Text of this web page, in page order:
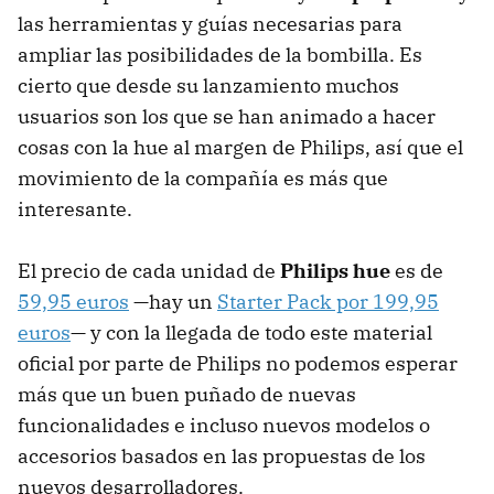
las herramientas y guías necesarias para
ampliar las posibilidades de la bombilla. Es
cierto que desde su lanzamiento muchos
usuarios son los que se han animado a hacer
cosas con la hue al margen de Philips, así que el
movimiento de la compañía es más que
interesante.
El precio de cada unidad de Philips huees de
59,95 euros —hay un Starter Pack por 199,95
euros— y con la llegada de todo este material
oficial por parte de Philips no podemos esperar
más que un buen puñado de nuevas
funcionalidades e incluso nuevos modelos o
accesorios basados en las propuestas de los
nuevos desarrolladores.